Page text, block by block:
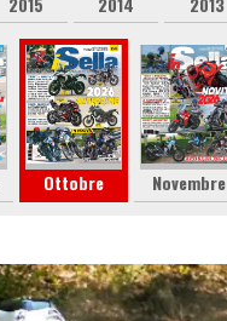
Ottobre Novembre